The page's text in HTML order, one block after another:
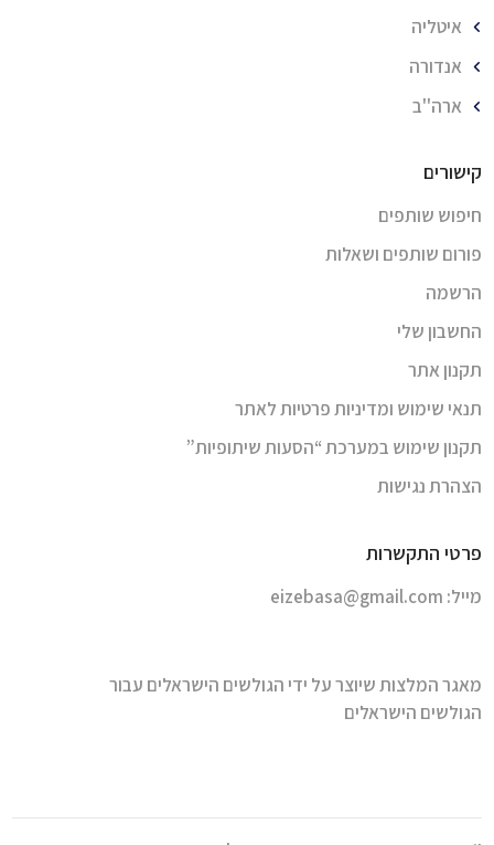
איטליה
אנדורה
ארה''ב
קישורים
חיפוש שותפים
פורום שותפים ושאלות
הרשמה
החשבון שלי
תקנון אתר
תנאי שימוש ומדיניות פרטיות לאתר
תקנון שימוש במערכת “הסעות שיתופיות”
הצהרת נגישות
פרטי התקשרות
מייל: eizebasa@gmail.com
מאגר המלצות שיוצר על ידי הגולשים הישראלים עבור
הגולשים הישראלים